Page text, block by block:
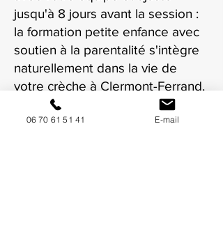
jusqu'à 8 jours avant la session :
la formation petite enfance avec
soutien à la parentalité s'intègre
naturellement dans la vie de
votre crèche à Clermont-Ferrand.
06 70 61 51 41 E-mail